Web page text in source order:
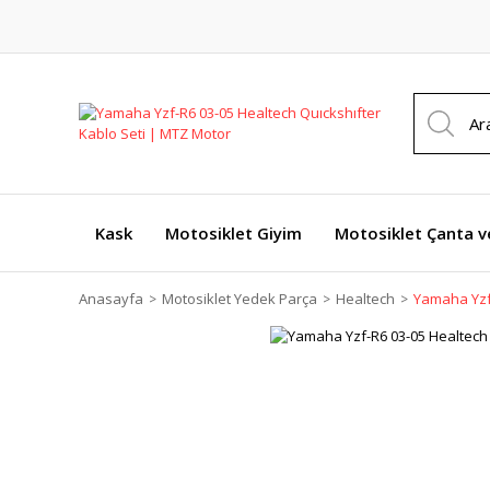
Kask Motosiklet Giyim Motosiklet Çanta
Anasayfa Motosiklet Yedek Parça Healtech Yamaha